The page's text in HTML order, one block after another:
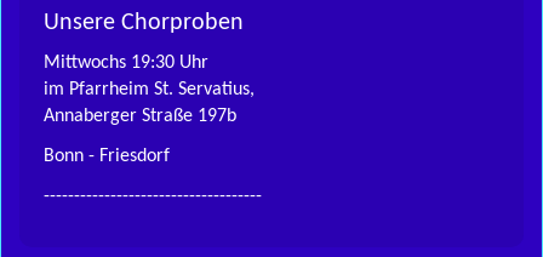
Unsere Chorproben
Mittwochs 19:30 Uhr
im Pfarrheim St. Servatius,
Annaberger Straße 197b
Bonn - Friesdorf
------------------------------------